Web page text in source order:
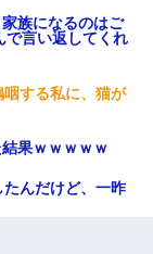
族になるのはご
言い返してくれ
する私に、猫が
果ｗｗｗｗｗ
んだけど、一昨